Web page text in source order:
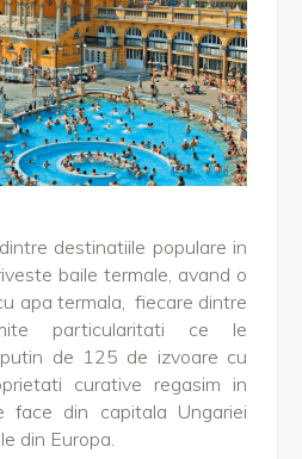
destinatiile populare in
baile termale, avand o
apa termala, fiecare dintre
particularitati ce le
de 125 de izvoare cu
curative regasim in
face din capitala Ungariei
din Europa.